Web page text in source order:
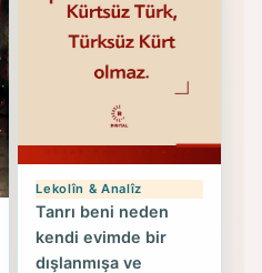
Lekolîn & Analîz
Tanrı beni neden
kendi evimde bir
dışlanmışa ve